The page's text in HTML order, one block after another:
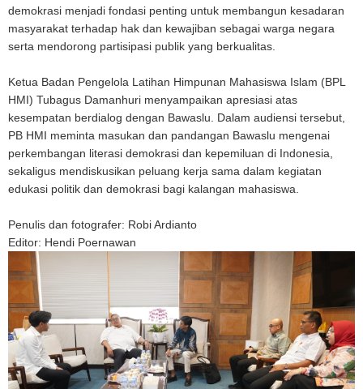
demokrasi menjadi fondasi penting untuk membangun kesadaran
masyarakat terhadap hak dan kewajiban sebagai warga negara
serta mendorong partisipasi publik yang berkualitas.
Ketua Badan Pengelola Latihan Himpunan Mahasiswa Islam (BPL
HMI) Tubagus Damanhuri menyampaikan apresiasi atas
kesempatan berdialog dengan Bawaslu. Dalam audiensi tersebut,
PB HMI meminta masukan dan pandangan Bawaslu mengenai
perkembangan literasi demokrasi dan kepemiluan di Indonesia,
sekaligus mendiskusikan peluang kerja sama dalam kegiatan
edukasi politik dan demokrasi bagi kalangan mahasiswa.
Penulis dan fotografer: Robi Ardianto
Editor: Hendi Poernawan